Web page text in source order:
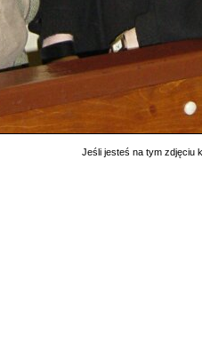
Jeśli jesteś na tym zdjęciu